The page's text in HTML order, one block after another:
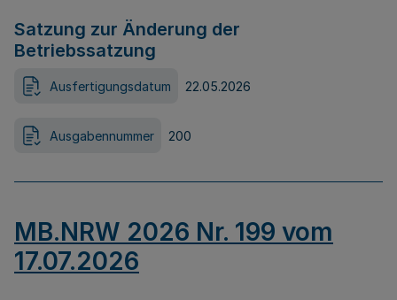
Satzung zur Änderung der
Betriebssatzung
Ausfertigungsdatum 22.05.2026
Ausgabennummer 200
MB.NRW 2026 Nr. 199 vom
17.07.2026